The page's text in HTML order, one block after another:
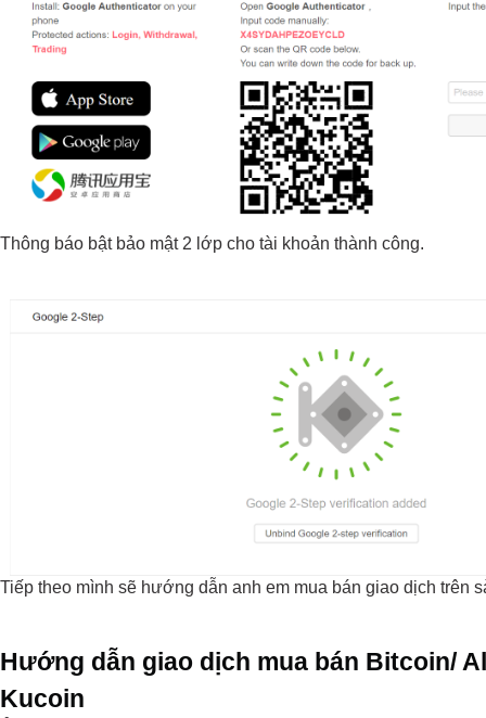
Thông báo bật bảo mật 2 lớp cho tài khoản thành công.
Tiếp theo mình sẽ hướng dẫn anh em mua bán giao dịch trên
Hướng dẫn giao dịch mua bán Bitcoin/
Kucoin